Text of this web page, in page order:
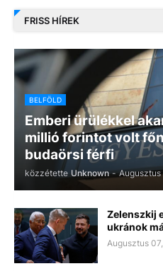
FRISS HÍREK
BELFÖLD
Emberi ürülékkel
millió forintot volt
budaörsi férfi
közzétette Unknown - Augusztus
Zelenszkij
ukránok
Augusztus